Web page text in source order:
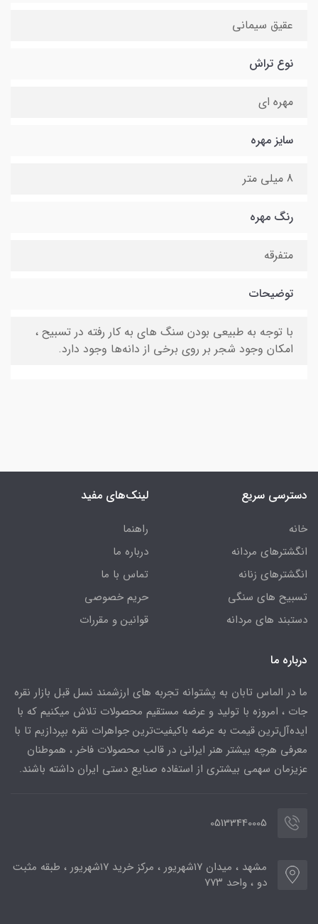
عقیق سیمانی
نوع تراش
مهره ای
سایز مهره
8 میلی متر
رنگ مهره
متفرقه
توضیحات
با توجه به طبیعی بودن سنگ های به کار رفته در تسبیح ،
امکان وجود شجر بر روی برخی از دانه‌ها وجود دارد.
دسترسی سریع
خانه
انگشترهای مردانه
انگشترهای زنانه
تسبیح های سنگی
دستبند های مردانه
لینک‌های مفید
راهنما
درباره ما
تماس با ما
حریم خصوصی
قوانین و مقررات
درباره ما
ما در الماس تابان به پشتوانه تجربه های ارزشمند نسل قبل بازار نقره
جات ، امروزه با تولید و عرضه مستقیم محصولات تلاش میکنیم که با
ایده‌آل‌ترین قیمت به عرضه باکیفیت‌ترین جواهرات نقره بپردازیم تا با
معرفی هرچه بیشتر هنر ایرانی در قالب محصولات فاخر ، هموطنان
عزیزمان سهمی بیشتری از استفاده صنایع دستی ایران داشته باشند.
05133440005
مشهد ، میدان ۱۷شهریور ، مرکز خرید ۱۷شهریور ، طبقه مثبت
دو ، واحد ۷۷۳